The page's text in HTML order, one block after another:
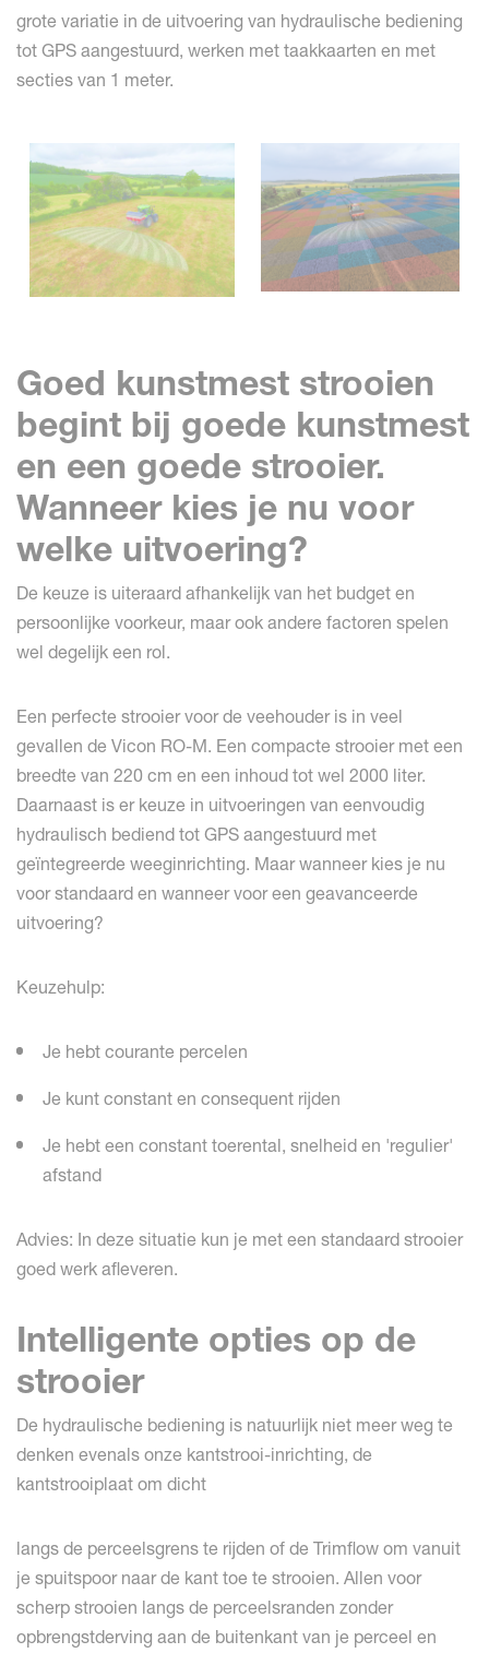
grote variatie in de uitvoering van hydraulische bediening
tot GPS aangestuurd, werken met taakkaarten en met
secties van 1 meter.
Goed kunstmest strooien
begint bij goede kunstmest
en een goede strooier.
Wanneer kies je nu voor
welke uitvoering?
De keuze is uiteraard afhankelijk van het budget en
persoonlijke voorkeur, maar ook andere factoren spelen
wel degelijk een rol.
Een perfecte strooier voor de veehouder is in veel
gevallen de Vicon RO-M. Een compacte strooier met een
breedte van 220 cm en een inhoud tot wel 2000 liter.
Daarnaast is er keuze in uitvoeringen van eenvoudig
hydraulisch bediend tot GPS aangestuurd met
geïntegreerde weeginrichting. Maar wanneer kies je nu
voor standaard en wanneer voor een geavanceerde
uitvoering?
Keuzehulp:
Je hebt courante percelen
Je kunt constant en consequent rijden
Je hebt een constant toerental, snelheid en 'regulier'
afstand
Advies: In deze situatie kun je met een standaard strooier
goed werk afleveren.
Intelligente opties op de
strooier
De hydraulische bediening is natuurlijk niet meer weg te
denken evenals onze kantstrooi-inrichting, de
kantstrooiplaat om dicht
langs de perceelsgrens te rijden of de Trimflow om vanuit
je spuitspoor naar de kant toe te strooien. Allen voor
scherp strooien langs de perceelsranden zonder
opbrengstderving aan de buitenkant van je perceel en